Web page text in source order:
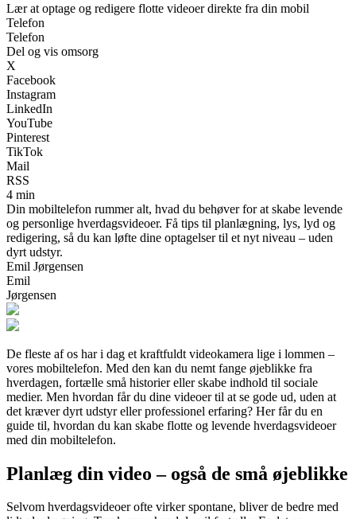
Lær at optage og redigere flotte videoer direkte fra din mobil
Telefon
Telefon
Del og vis omsorg
X
Facebook
Instagram
LinkedIn
YouTube
Pinterest
TikTok
Mail
RSS
4 min
Din mobiltelefon rummer alt, hvad du behøver for at skabe levende
og personlige hverdagsvideoer. Få tips til planlægning, lys, lyd og
redigering, så du kan løfte dine optagelser til et nyt niveau – uden
dyrt udstyr.
Emil Jørgensen
Emil
Jørgensen
De fleste af os har i dag et kraftfuldt videokamera lige i lommen –
vores mobiltelefon. Med den kan du nemt fange øjeblikke fra
hverdagen, fortælle små historier eller skabe indhold til sociale
medier. Men hvordan får du dine videoer til at se gode ud, uden at
det kræver dyrt udstyr eller professionel erfaring? Her får du en
guide til, hvordan du kan skabe flotte og levende hverdagsvideoer
med din mobiltelefon.
Planlæg din video – også de små øjeblikke
Selvom hverdagsvideoer ofte virker spontane, bliver de bedre med